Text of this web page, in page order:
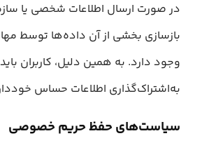
در صورت ارسال اطلاعات شخصی یا
بازسازی بخشی از آن داده‌ها توسط
وجود دارد. به همین دلیل، کاربران باید
به‌اشتراک‌گذاری اطلاعات حساس
سیاست‌های حفظ حریم خصوصی